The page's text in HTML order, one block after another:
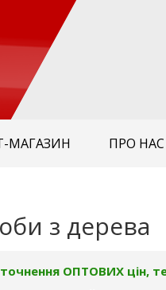
МАГАЗИН ПРО НАС
з дерева
ОПТОВИХ цін,